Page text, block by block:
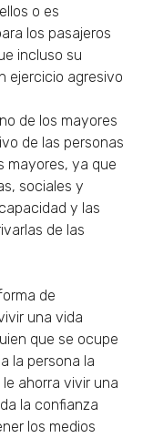
o es
los pasajeros
incluso su
ejercicio agresivo
de los mayores
de las personas
mayores, ya que
sociales y
y las
de las
de
una vida
que se ocupe
la persona la
ahorra vivir una
la confianza
los medios